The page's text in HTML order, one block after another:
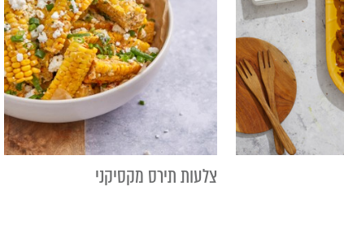
צלעות תירס מקסיקני